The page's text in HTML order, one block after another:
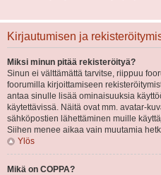
Kirjautumisen ja
Miksi minun pitää rekisteröityä?
Sinun ei välttämättä tarvitse, riippuu
foorumilla kirjoittamiseen
antaa sinulle lisää ominaisuuksia
käytettävissä. Näitä ovat mm. avatar-
sähköpostien lähettäminen muille
Siihen menee aikaa vain muutamia
Ylös
Mikä on COPPA?